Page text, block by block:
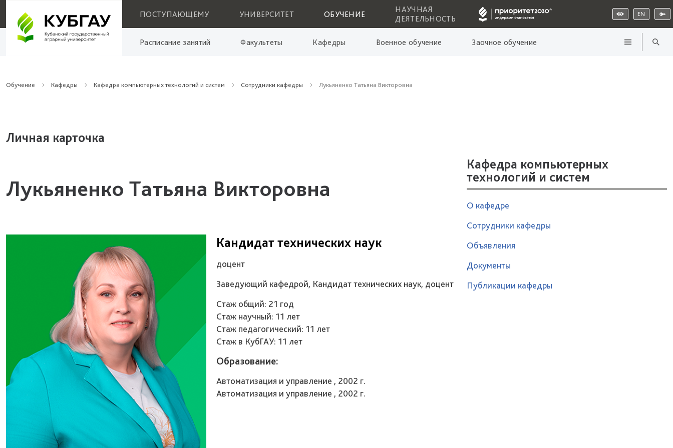
ПОСТУПАЮЩЕМУ УНИВЕРСИТЕТ ОБУЧЕНИЕ
НАУЧНАЯ
ДЕЯТЕЛЬНОСТЬ
EN
Расписание занятий Факультеты Кафедры Военное обучение Заочное обучение
Обучение Кафедры Кафедра компьютерных технологий и систем Сотрудники кафедры Лукьяненко Татьяна Викторовна
Личная карточка
Лукьяненко Татьяна Викторовна
Кандидат технических наук
доцент
Заведующий кафедрой, Кандидат технических наук, доцент
Стаж общий: 21 год
Стаж научный: 11 лет
Стаж педагогический: 11 лет
Стаж в КубГАУ: 11 лет
Образование:
Автоматизация и управление , 2002 г.
Автоматизация и управление , 2002 г.
Кафедра компьютерных
технологий и систем
О кафедре
Сотрудники кафедры
Объявления
Документы
Публикации кафедры